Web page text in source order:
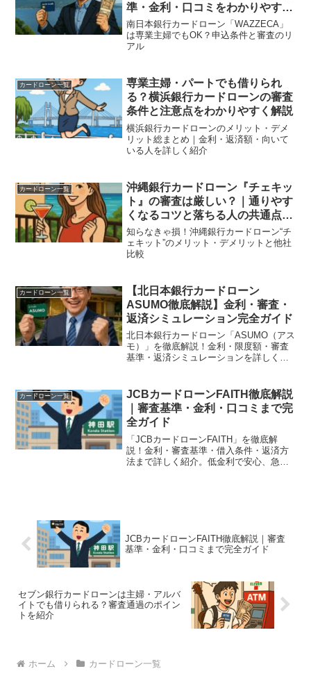
準・金利・口コミをわかりやすく
紹介
南日本銀行カードローン「WAZZECA」
は専業主婦でもOK？申込条件と審査のリ
アル
カードローン一覧
専業主婦・パートでも借りられ
る？横浜銀行カードローンの審査
条件と注意点をわかりやすく解説
横浜銀行カードローンのメリット・デメ
リット総まとめ｜金利・返済額・向いて
いる人を詳しく紹介
カードローン一覧
沖縄銀行カードローン『チェキッ
ト』の審査は厳しい？｜通りやす
くなるコツと落ちる人の共通点を
徹底解説
知らなきゃ損！沖縄銀行カードローン“チ
ェキット”のメリット・デメリットと他社
比較
カードローン一覧
【北日本銀行カードローン
ASUMO徹底解説】金利・審査・
返済シミュレーション完全ガイド
北日本銀行カードローン「ASUMO（アス
モ）」を徹底解説！金利・限度額・審査
基準・返済シミュレーションを詳しく紹
カードローン一覧
JCBカードローンFAITH徹底解説
｜審査基準・金利・口コミまで完
全ガイド
「JCBカードローンFAITH」を徹底解
説！金利・審査基準・借入条件・返済方
法まで詳しく紹介。低金利で安心、急ぎ
JCBカードローンFAITH徹底解説｜審査
基準・金利・口コミまで完全ガイド
セブン銀行カードローンは主婦・アルバ
イトでも借りられる？審査通過のポイン
トを紹介
ホーム カードローン一覧